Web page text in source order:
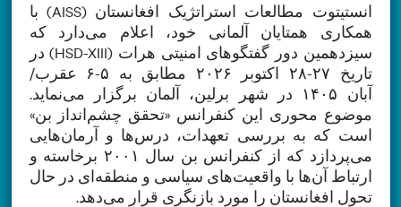
انستیتوت مطالعات استراتژیک افغانستان (AISS)
با
همکاری همتایان آلمانی خود، اعلام می‌دارد که
سیزدهمین دور گفتگوهای امنیتی هرات (HSD-XIII)
در
تاریخ ۲۷-۲۸ اکتوبر ۲۰۲۶ مطابق به ۵-۶ عقرب/
آبان ۱۴۰۵ در شهر برلین، آلمان برگزار می‌نماید.
موضوع محوری این کنفرانس «تحقق چشم‌انداز بن»
است که به بررسی تعهدات، درس‌ها و آرمان‌هایی
می‌پردازد که از کنفرانس بن سال ۲۰۰۱ برخاسته و
ارتباط آن‌ها با واقعیت‌های سیاسی و منطقه‌ای در حال
تحول افغانستان را مورد بازنگری قرار می‌دهد.